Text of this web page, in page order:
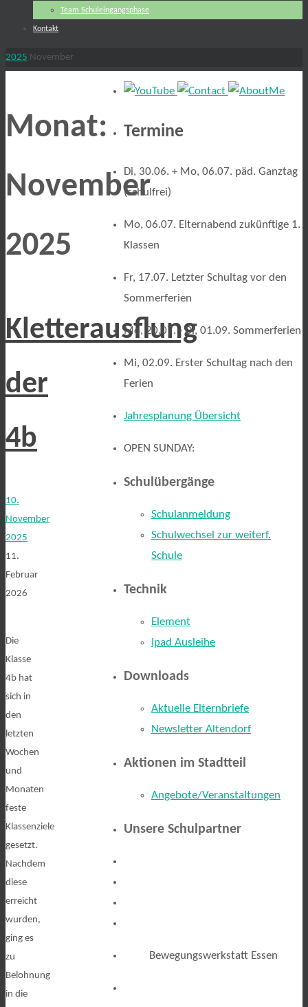
Team Schuleingangsphase
Kontakt
Start
2025 November
Monat:
November
2025
Kletterausflung
der
4b
10.
November
2025
11.
Februar
2026
Die
Klasse
4b hat
sich in
den
letzten
Wochen
und
Monaten
feste
Klassenziele
gesetzt.
Nachdem
diese
erreicht
wurden,
ging es
zu
Belohnung
in die
Termine
Di, 30.06. + Mo, 06.07. päd. Ganztag
(schulfrei)
Mo, 06.07. Elternabend zukünftige 1.
Klassen
Fr, 17.07. Letzter Schultag vor den
Sommerferien
Mo, 20.07. - Di, 01.09. Sommerferien
Mi, 02.09. Erster Schultag nach den
Ferien
Jahresplanung Übersicht
OPEN SUNDAY:
Schulübergänge
Schulanmeldung
Schulwechsel zur weiterf.
Schule
Technik
Element
Ipad Ausleihe
Downloads
Aktuelle Elternbriefe
Newsletter Altendorf
Aktionen im Stadtteil
Angebote/Veranstaltungen
Unsere Schulpartner
Bewegungswerkstatt Essen